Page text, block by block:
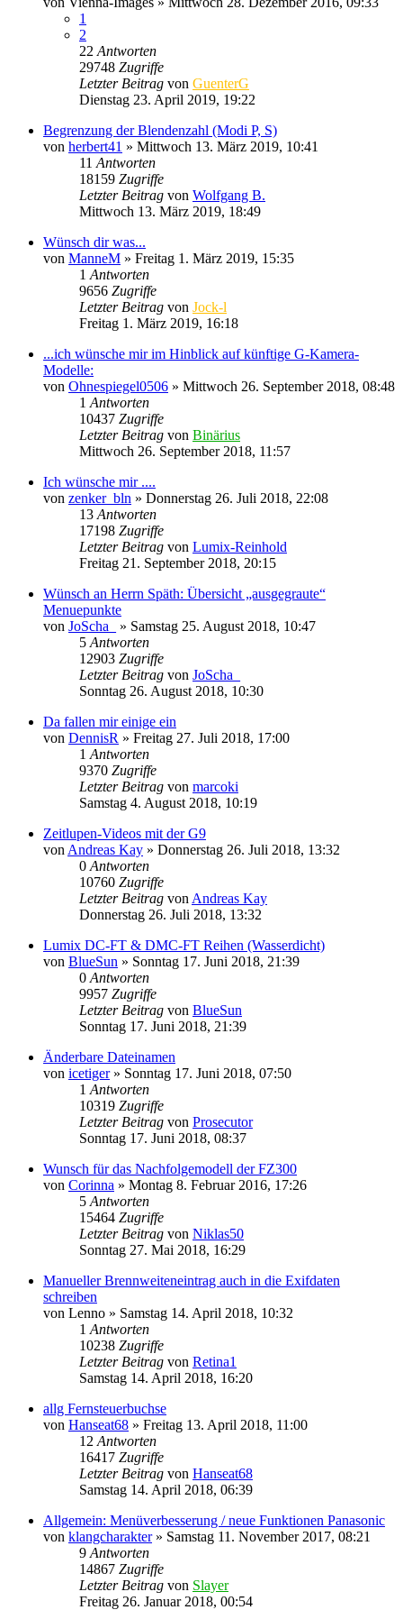
1
2
22 Antworten
29748 Zugriffe
Letzter Beitrag von GuenterG
Dienstag 23. April 2019, 19:22
Begrenzung der Blendenzahl (Modi P, S)
von herbert41 » Mittwoch 13. März 2019, 10:41
11 Antworten
18159 Zugriffe
Letzter Beitrag von Wolfgang B.
Mittwoch 13. März 2019, 18:49
Wünsch dir was...
von ManneM » Freitag 1. März 2019, 15:35
1 Antworten
9656 Zugriffe
Letzter Beitrag von Jock-l
Freitag 1. März 2019, 16:18
...ich wünsche mir im Hinblick auf künftige G-Kamera-
Modelle:
von Ohnespiegel0506 » Mittwoch 26. September 2018, 08:48
1 Antworten
10437 Zugriffe
Letzter Beitrag von Binärius
Mittwoch 26. September 2018, 11:57
Ich wünsche mir ....
von zenker_bln » Donnerstag 26. Juli 2018, 22:08
13 Antworten
17198 Zugriffe
Letzter Beitrag von Lumix-Reinhold
Freitag 21. September 2018, 20:15
Wünsch an Herrn Späth: Übersicht „ausgegraute“
Menuepunkte
von JoScha_
» Samstag 25. August 2018, 10:47
5 Antworten
12903 Zugriffe
Letzter Beitrag von JoScha_
Sonntag 26. August 2018, 10:30
Da fallen mir einige ein
von DennisR » Freitag 27. Juli 2018, 17:00
1 Antworten
9370 Zugriffe
Letzter Beitrag von marcoki
Samstag 4. August 2018, 10:19
Zeitlupen-Videos mit der G9
von Andreas Kay » Donnerstag 26. Juli 2018, 13:32
0 Antworten
10760 Zugriffe
Letzter Beitrag von Andreas Kay
Donnerstag 26. Juli 2018, 13:32
Lumix DC-FT & DMC-FT Reihen (Wasserdicht)
von BlueSun » Sonntag 17. Juni 2018, 21:39
0 Antworten
9957 Zugriffe
Letzter Beitrag von BlueSun
Sonntag 17. Juni 2018, 21:39
Änderbare Dateinamen
von icetiger» Sonntag 17. Juni 2018, 07:50
1 Antworten
10319 Zugriffe
Letzter Beitrag von Prosecutor
Sonntag 17. Juni 2018, 08:37
Wunsch für das Nachfolgemodell der FZ300
von Corinna » Montag 8. Februar 2016, 17:26
5 Antworten
15464 Zugriffe
Letzter Beitrag von Niklas50
Sonntag 27. Mai 2018, 16:29
Manueller Brennweiteneintrag auch in die Exifdaten
schreiben
von Lenno » Samstag 14. April 2018, 10:32
1 Antworten
10238 Zugriffe
Letzter Beitrag von Retina1
Samstag 14. April 2018, 16:20
allg Fernsteuerbuchse
von Hanseat68 » Freitag 13. April 2018, 11:00
12 Antworten
16417 Zugriffe
Letzter Beitrag von Hanseat68
Samstag 14. April 2018, 06:39
Allgemein: Menüverbesserung / neue Funktionen Panasonic
von klangcharakter» Samstag 11. November 2017, 08:21
9 Antworten
14867 Zugriffe
Letzter Beitrag von Slayer
Freitag 26. Januar 2018, 00:54